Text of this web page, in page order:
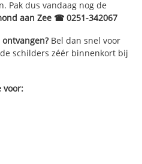
Pak dus vandaag nog de
aan Zee ☎ 0251-342067
Bel dan snel voor
schilders zéér binnenkort bij
voor: